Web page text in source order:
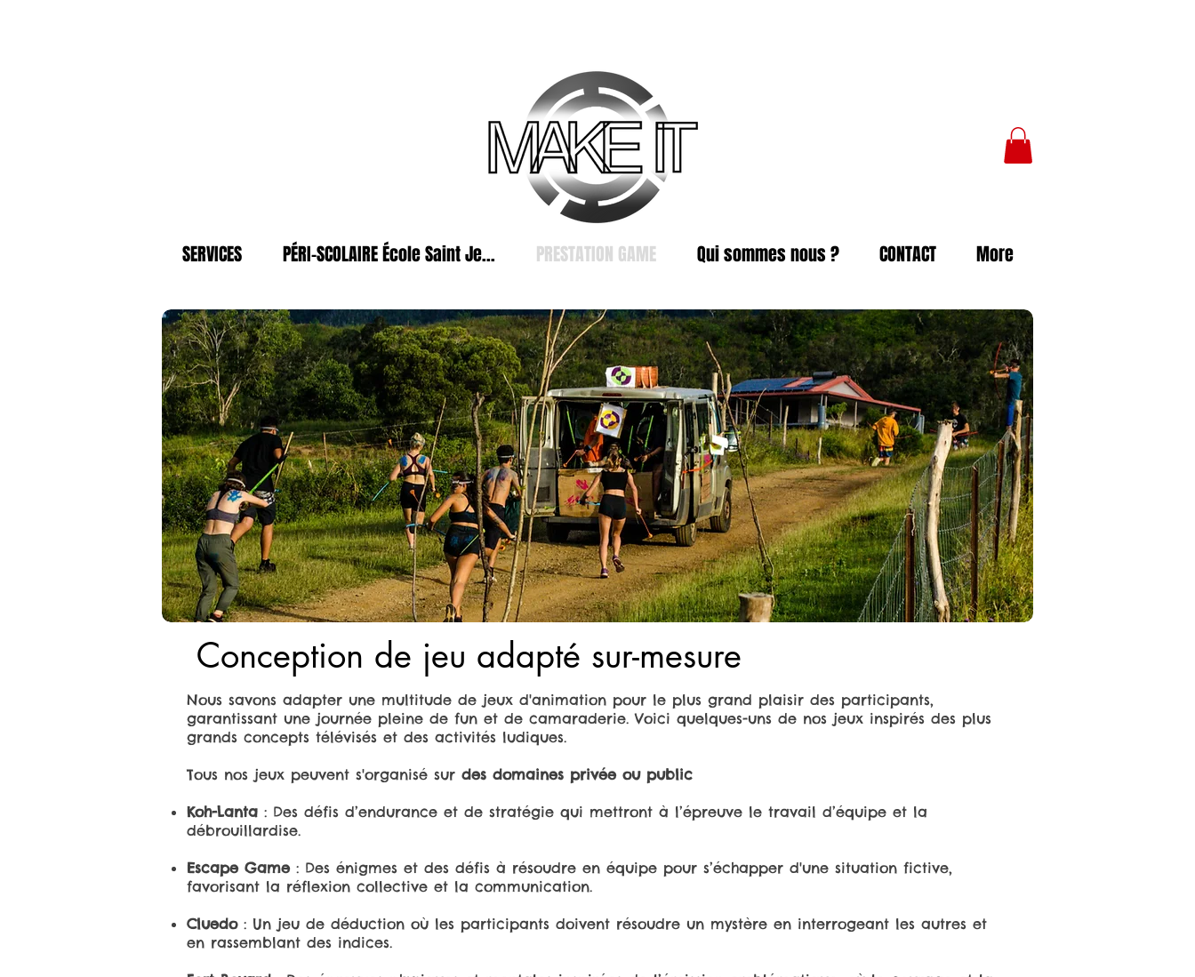
SERVICES PÉRI-SCOLAIRE École Saint Je... PRESTATION GAME Qui sommes nous ? CONTACT More
Conception de jeu adapté sur-mesure
Nous savons adapter une multitude de jeux d'animation pour le plus grand plaisir des participants,
garantissant une journée pleine de fun et de camaraderie. Voici quelques-uns de nos jeux inspirés des plus
grands concepts télévisés et des activités ludiques.
Tous nos jeux peuvent s'organisé sur des domaines privée ou public
Koh-Lanta : Des défis d’endurance et de stratégie qui mettront à l’épreuve le travail d’équipe et la
débrouillardise.
Escape Game: Des énigmes et des défis à résoudre en équipe pour s’échapper d'une situation fictive,
favorisant la réflexion collective et la communication.
Cluedo : Un jeu de déduction où les participants doivent résoudre un mystère en interrogeant les autres et
en rassemblant des indices.